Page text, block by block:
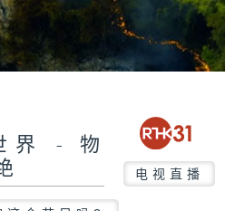
界 - 物
电视直播